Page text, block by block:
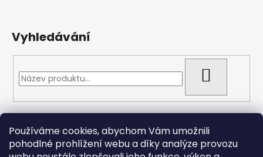
Používáme cookies, abychom Vám umožnili
pohodlné prohlížení webu a díky analýze provozu
Vyhledávání
Přijímáme online platby